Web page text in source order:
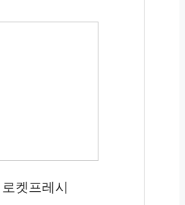
켓프레시